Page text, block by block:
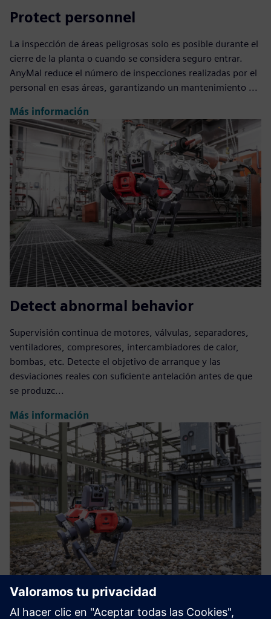
Protect personnel
La inspección de áreas peligrosas solo es posible durante el
cierre de la planta o cuando se considera seguro entrar.
AnyMal reduce el número de inspecciones realizadas por el
personal en esas áreas, garantizando un mantenimiento ...
Más información
Detect abnormal behavior
Supervisión continua de motores, válvulas, separadores,
ventiladores, compresores, intercambiadores de calor,
bombas, etc. Detecte el objetivo de arranque y las
desviaciones reales con suficiente antelación antes de que
se produzc...
Más información
Remote asset monitoring